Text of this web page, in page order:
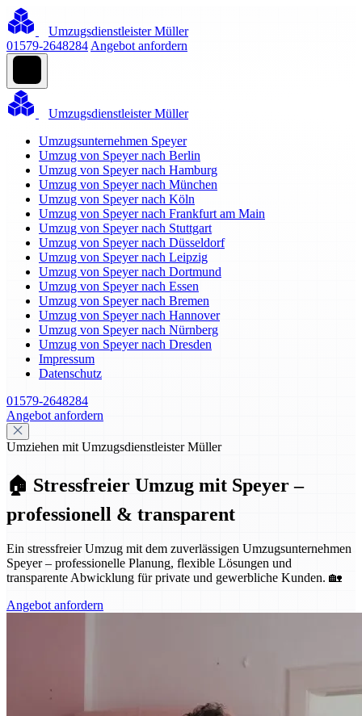
Umzugsdienstleister Müller
01579-2648284 Angebot anfordern
Umzugsdienstleister Müller
Umzugsunternehmen Speyer
Umzug von Speyer nach Berlin
Umzug von Speyer nach Hamburg
Umzug von Speyer nach München
Umzug von Speyer nach Köln
Umzug von Speyer nach Frankfurt am Main
Umzug von Speyer nach Stuttgart
Umzug von Speyer nach Düsseldorf
Umzug von Speyer nach Leipzig
Umzug von Speyer nach Dortmund
Umzug von Speyer nach Essen
Umzug von Speyer nach Bremen
Umzug von Speyer nach Hannover
Umzug von Speyer nach Nürnberg
Umzug von Speyer nach Dresden
Impressum
Datenschutz
01579-2648284
Angebot anfordern
Umziehen mit Umzugsdienstleister Müller
🏠 Stressfreier Umzug mit Speyer –
professionell & transparent
Ein stressfreier Umzug mit dem zuverlässigen Umzugsunternehmen
Speyer – professionelle Planung, flexible Lösungen und
transparente Abwicklung für private und gewerbliche Kunden. 🏡
Angebot anfordern